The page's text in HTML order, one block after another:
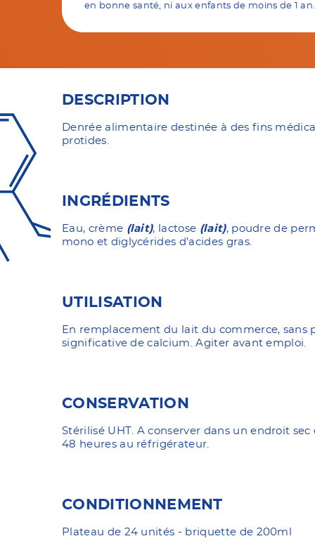
en bonne santé, ni aux enfants de moins de 1 an.
DESCRIPTION
Denrée alimentaire destinée à des fins
protides.
INGRÉDIENTS
Eau, crème (lait), lactose (lait), poudre de
mono et diglycérides d’acides gras.
UTILISATION
En remplacement du lait du commerce, sans
significative de calcium. Agiter avant emploi.
CONSERVATION
Stérilisé UHT. A conserver dans un endroit
48 heures au réfrigérateur.
CONDITIONNEMENT
Plateau de 24 unités - briquette de 200ml